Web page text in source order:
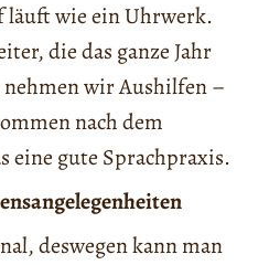
läuft wie ein Uhrwerk.
die das ganze Jahr
wir Aushilfen –
nach dem
eine gute Sprachpraxis.
deswegen kann man